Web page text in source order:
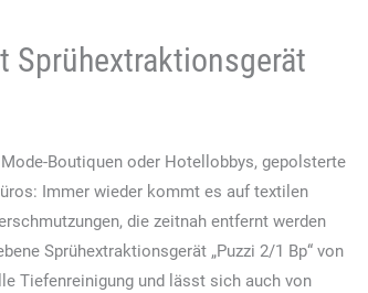
Sprühextraktionsgerät
Boutiquen oder Hotellobbys, gepolsterte
Immer wieder kommt es auf textilen
die zeitnah entfernt werden
Sprühextraktionsgerät „Puzzi 2/1 Bp“ von
Tiefenreinigung und lässt sich auch von